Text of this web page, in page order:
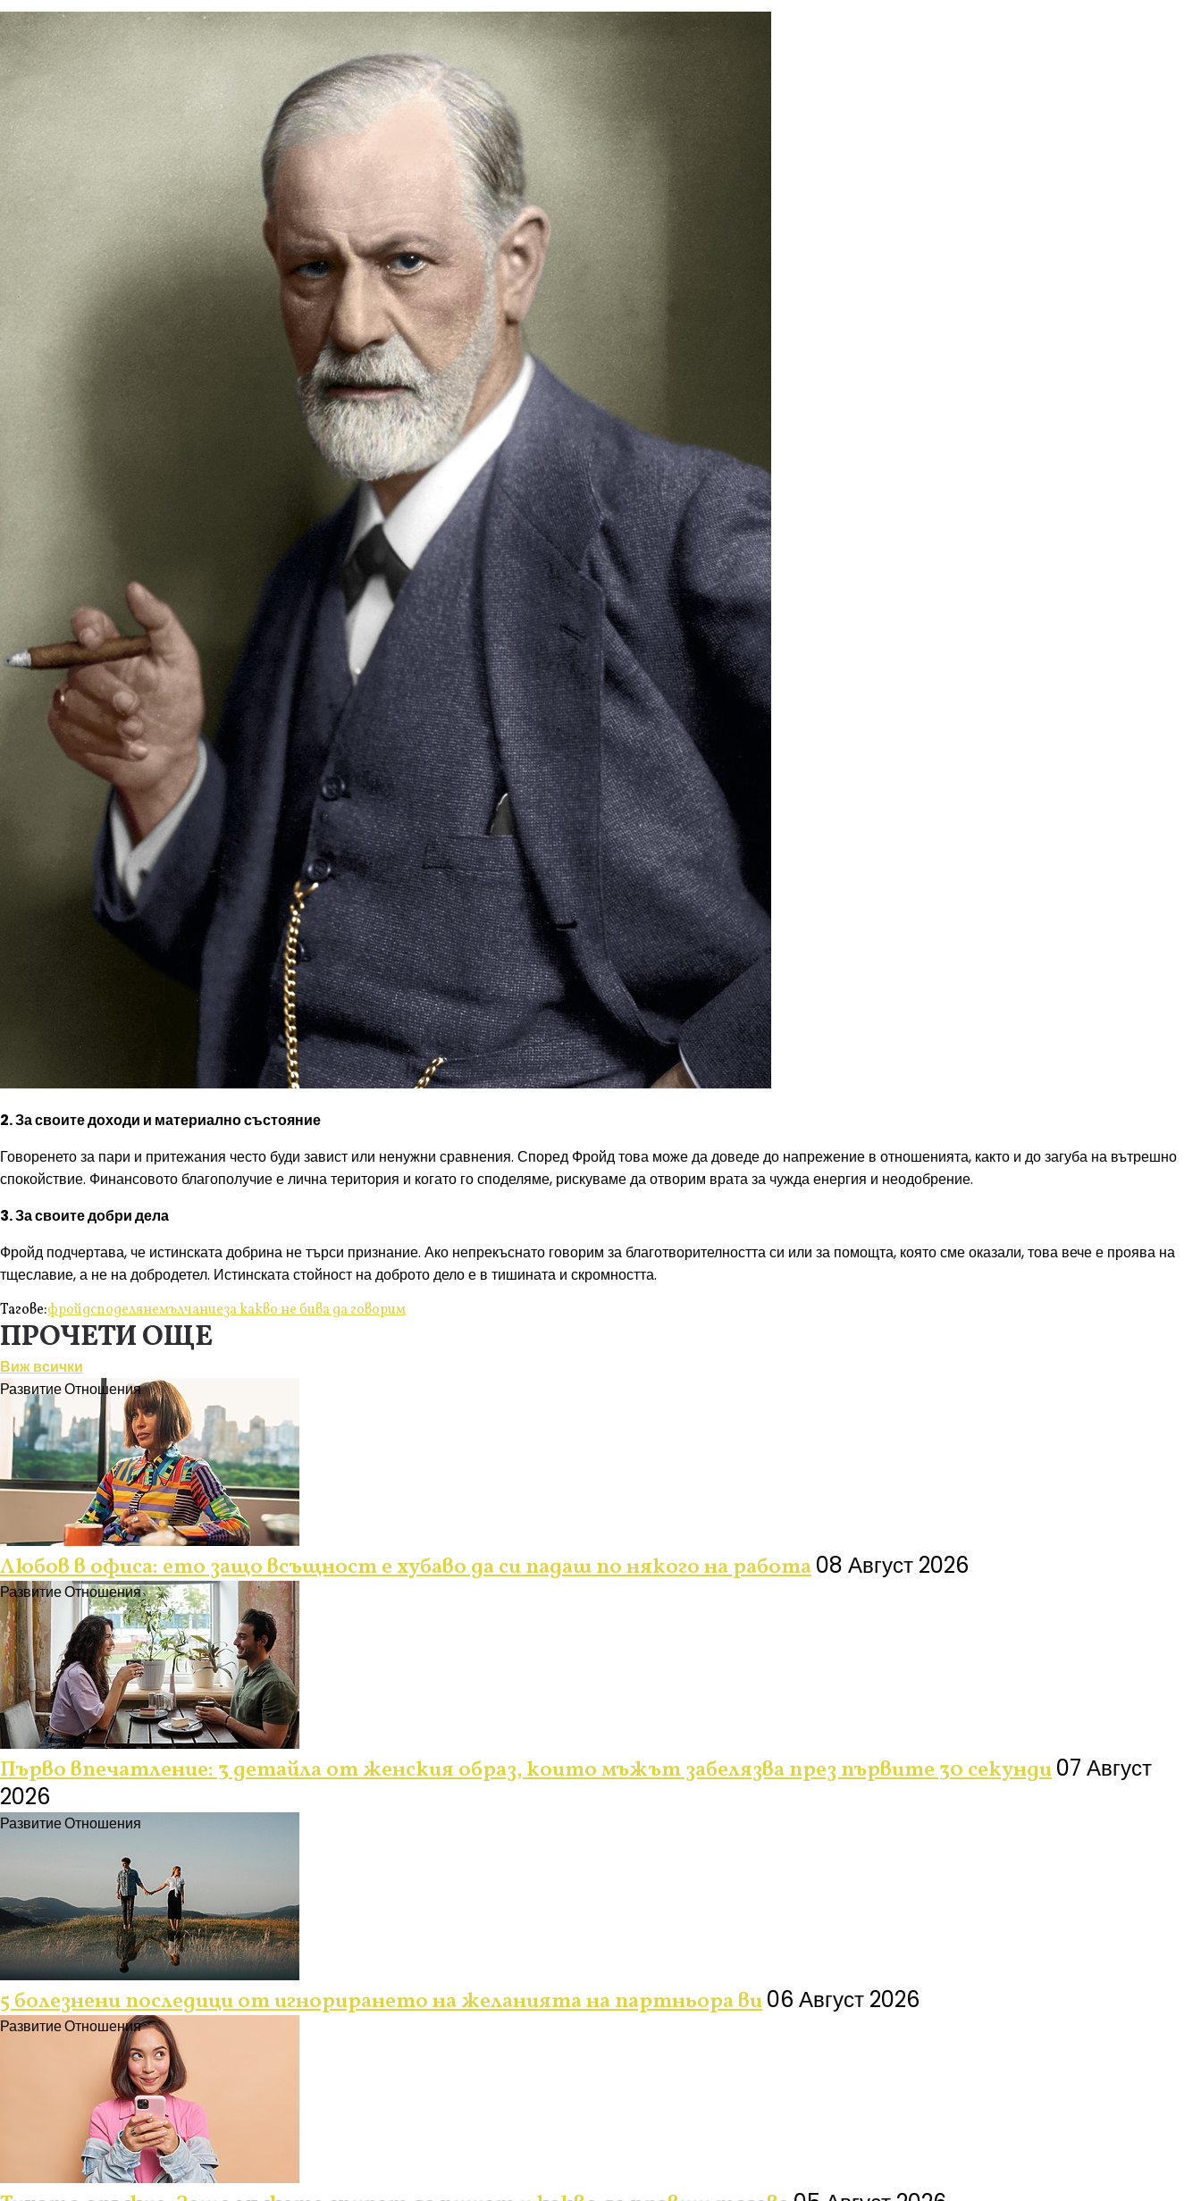
2. За своите доходи и материално състояние
Говоренето за пари и притежания често буди завист или ненужни сравнения. Според Фройд това може да доведе до напрежение в отношенията, както и до загуба на вътрешно
спокойствие. Финансовото благополучие е лична територия и когато го споделяме, рискуваме да отворим врата за чужда енергия и неодобрение.
3. За своите добри дела
Фройд подчертава, че истинската добрина не търси признание. Ако непрекъснато говорим за благотворителността си или за помощта, която сме оказали, това вече е проява на
тщеславие, а не на добродетел. Истинската стойност на доброто дело е в тишината и скромността.
Тагове:фройдсподелянемълчаниеза какво не бива да говорим
ПРОЧЕТИ ОЩЕ
Виж всички
РазвитиеОтношения
Любов в офиса: ето защо всъщност е хубаво да си падаш по някого на работа08 Август 2026
РазвитиеОтношения
Първо впечатление: 3 детайла от женския образ, които мъжът забелязва през първите 30 секунди07 Август
2026
РазвитиеОтношения
5 болезнени последици от игнорирането на желанията на партньора ви06 Август 2026
РазвитиеОтношения